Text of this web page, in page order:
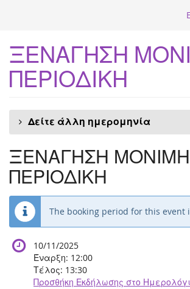
ΞΕΝΑΓΗΣΗ
ΠΕΡΙΟΔΙΚΗ
Δείτε άλλη ημερομηνία
ΞΕΝΑΓΗΣΗ
ΠΕΡΙΟΔΙΚΗ
The booking period for this event
10/11/2025
Έναρξη: 12:00
Τέλος: 13:30
Προσθήκη Εκδήλωσης στο